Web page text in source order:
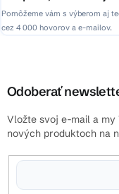
Pomôžeme vám s výberom aj
cez 4 000 hovorov a e-mailov.
Odoberať
Vložte svoj e-mail a my
nových produktoch na